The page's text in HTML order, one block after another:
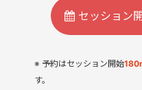
セッション
予約はセッション開始180
す。